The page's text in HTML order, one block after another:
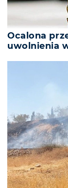
Ocalona
uwolnienia